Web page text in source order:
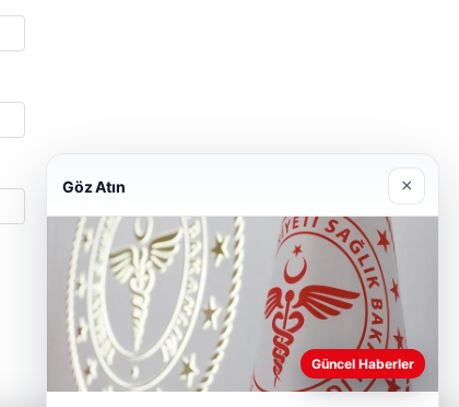
Göz Atın ×
Güncel Haberler